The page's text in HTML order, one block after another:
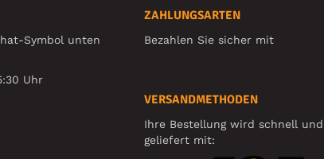
Symbol unten
Uhr
ZAHLUNGSARTEN
Bezahlen Sie sicher mit
VERSANDMETHODEN
Ihre Bestellung wird schnell
geliefert mit: